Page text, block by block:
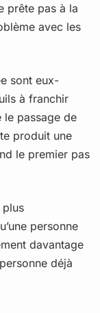
prête pas à la
avec les
sont eux-
à franchir
le passage de
produit une
le premier pas
personne
davantage
déjà